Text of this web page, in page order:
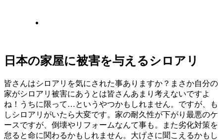
日本の家屋に被害を与えるシロアリ
皆さんはシロアリを気にされた事ありますか？まさか自分の
家がシロアリ被害にあうとは皆さんあまり考えないですよ
ね！うちに限って…というやつかもしれません。ですが、も
しシロアリがいたら大変です。家の耐久性が下がり最悪のケ
ースですが、倒壊やリフォームなんて事も。また劣化対策を
怠ると命に関わるかもしれません。大げさに聞こえるかもし